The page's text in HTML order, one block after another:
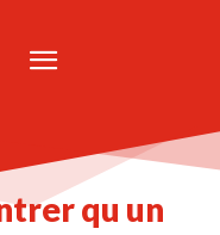
qu un